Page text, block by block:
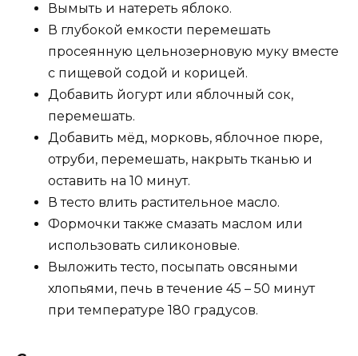
Вымыть и натереть яблоко.
В глубокой емкости перемешать
просеянную цельнозерновую муку вместе
с пищевой содой и корицей.
Добавить йогурт или яблочный сок,
перемешать.
Добавить мёд, морковь, яблочное пюре,
отруби, перемешать, накрыть тканью и
оставить на 10 минут.
В тесто влить растительное масло.
Формочки также смазать маслом или
использовать силиконовые.
Выложить тесто, посыпать овсяными
хлопьями, печь в течение 45 – 50 минут
при температуре 180 градусов.